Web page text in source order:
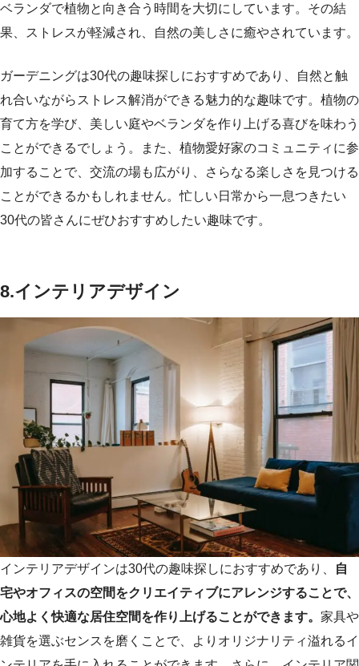
ベランダで植物と向き合う時間を大切にしています。その結
果、ストレスが軽減され、自然の美しさに癒やされています。
ガーデニングは30代の趣味探しにおすすめであり、自然と触
れ合いながらストレス解消ができる魅力的な趣味です。植物の
育て方を学び、美しい庭やベランダを作り上げる喜びを味わう
ことができるでしょう。また、植物愛好家のコミュニティに参
加することで、交流の場も広がり、さらなる楽しさを見つける
ことができるかもしれません。忙しい日常から一息つきたい
30代の皆さんにぜひおすすめしたい趣味です。
8.インテリアデザイン
インテリアデザインは30代の趣味探しにおすすめであり、
自
宅やオフィスの空間をクリエイティブにアレンジすることで、
心地よく快適な居住空間を作り上げることができます。 家具や
雑貨を選ぶセンスを磨くことで、よりオリジナリティ溢れるイ